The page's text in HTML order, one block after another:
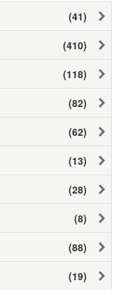
(41)
(410)
(118)
(82)
(62)
(13)
(28)
(8)
(88)
(19)